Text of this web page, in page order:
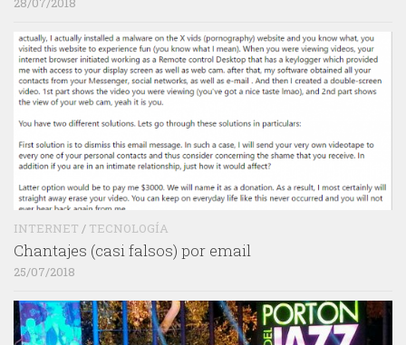
INTERNET / TECNOLOGÍA
Chantajes (casi falsos) por email
25/07/2018